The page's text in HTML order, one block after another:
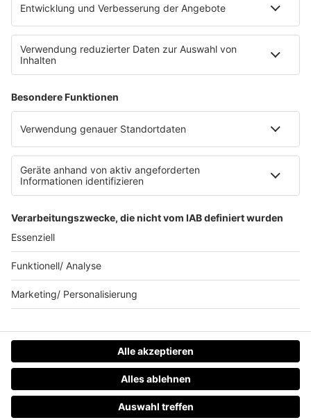
Impressum
Datenschutz Facebook & Instagram
Datenschutzeinstellungen
Clubbedingungen
Werbung schalten
Waffel-Werbepartner
80s80s.de
90s90s.de
Schlagerplanetradio.com
1deutsch.de
WEIHNACHTSMUSIK.FM
© barba radio. Ein Baby von Barbara Schöneberger und
REGIOCAST.